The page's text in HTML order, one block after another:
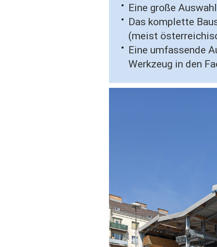
Eine große
Das komplette
(meist
Eine umfassende
Werkzeug in den